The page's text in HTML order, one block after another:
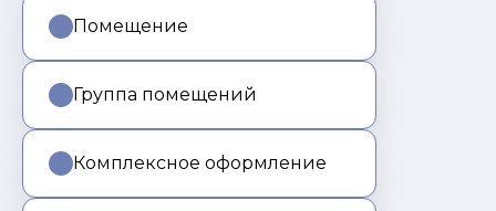
Помещение
Группа помещений
Комплексное оформление